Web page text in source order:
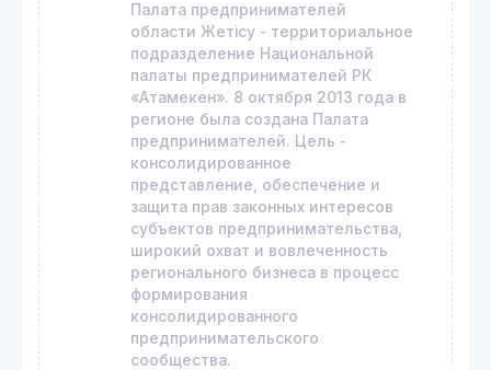
Палата предпринимателей
области Жетісу - территориальное
подразделение Национальной
палаты предпринимателей РК
«Атамекен». 8 октября 2013 года в
регионе была создана Палата
предпринимателей. Цель -
консолидированное
представление, обеспечение и
защита прав законных интересов
субъектов предпринимательства,
широкий охват и вовлеченность
регионального бизнеса в процесс
формирования
консолидированного
предпринимательского
сообщества.